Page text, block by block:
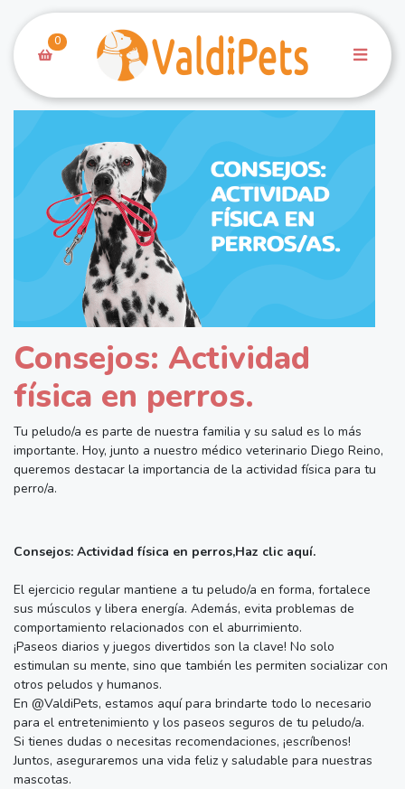
0
Consejos: Actividad
física en perros.
Tu peludo/a es parte de nuestra familia y su salud es lo más
importante. Hoy, junto a nuestro médico veterinario Diego Reino,
queremos destacar la importancia de la actividad física para tu
perro/a.
Consejos: Actividad física en perros,Haz clic aquí.
El ejercicio regular mantiene a tu peludo/a en forma, fortalece
sus músculos y libera energía. Además, evita problemas de
comportamiento relacionados con el aburrimiento.
¡Paseos diarios y juegos divertidos son la clave! No solo
estimulan su mente, sino que también les permiten socializar con
otros peludos y humanos.
En @ValdiPets, estamos aquí para brindarte todo lo necesario
para el entretenimiento y los paseos seguros de tu peludo/a.
Si tienes dudas o necesitas recomendaciones, ¡escríbenos!
Juntos, aseguraremos una vida feliz y saludable para nuestras
mascotas.